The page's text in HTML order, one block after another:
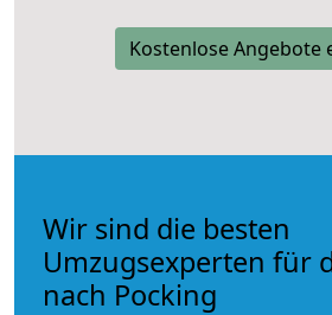
Kostenlose Angebote
Wir sind die besten
Umzugsexperten für
nach Pocking